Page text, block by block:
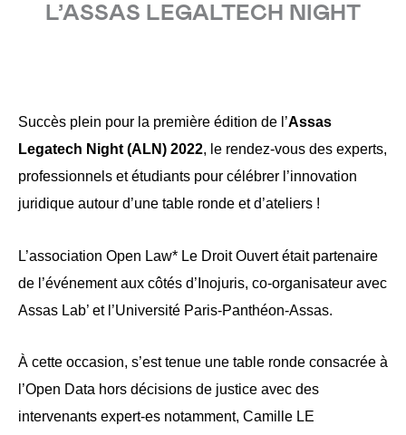
L’ASSAS LEGALTECH NIGHT
Succès plein pour la première édition de l’Assas
Legatech Night (ALN) 2022, le rendez-vous des experts,
professionnels et étudiants pour célébrer l’innovation
juridique autour d’une table ronde et d’ateliers !
L’association Open Law* Le Droit Ouvert était partenaire
de l’événement aux côtés d’Inojuris, co-organisateur avec
Assas Lab’ et l’Université Paris-Panthéon-Assas.
À cette occasion, s’est tenue une table ronde consacrée à
l’Open Data hors décisions de justice avec des
intervenants expert-es notamment, Camille LE